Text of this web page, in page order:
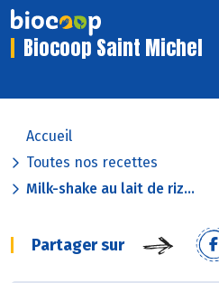
Biocoop Saint Michel
Accueil
Toutes nos recettes
Milk-shake au lait de riz...
Partager sur